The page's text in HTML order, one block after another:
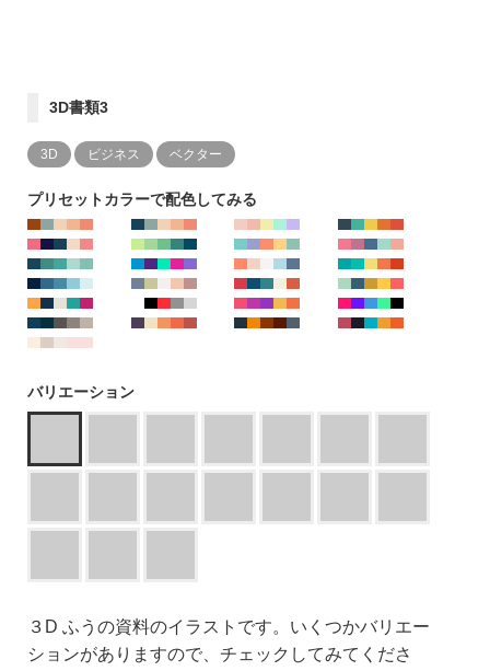
3D書類3
3D ビジネス ベクター
プリセットカラーで配色してみる
バリエーション
３D ふうの資料のイラストです。いくつかバリエー
ションがありますので、チェックしてみてくださ